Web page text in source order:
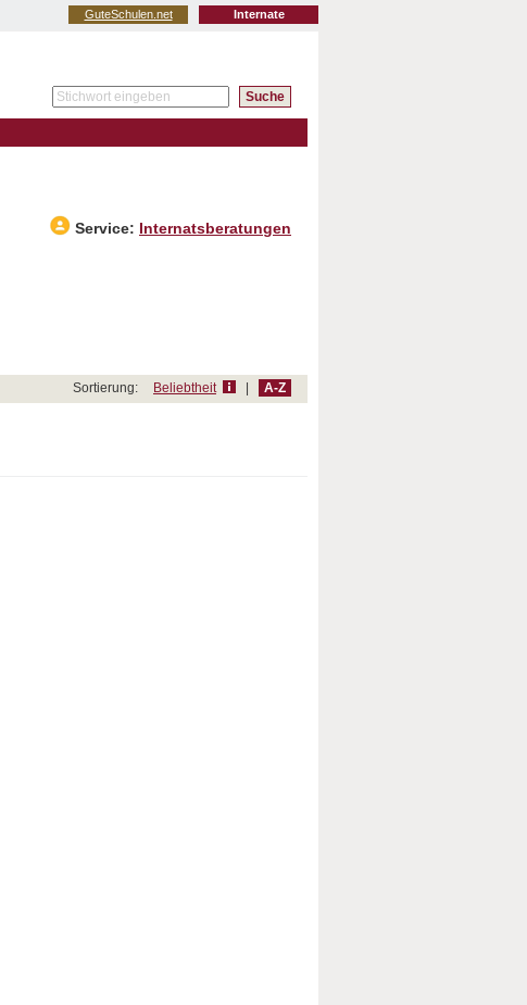
Internate
GuteSchulen.net
Service: Internatsberatungen
Sortierung: Beliebtheit A-Z